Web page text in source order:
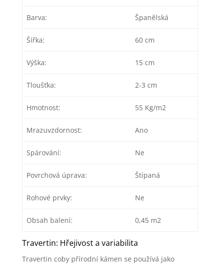
Barva: Španělská
Šířka: 60 cm
Výška: 15 cm
Tloušťka: 2-3 cm
Hmotnost: 55 Kg/m2
Mrazuvzdornost: Ano
Spárování: Ne
Povrchová úprava: Štípaná
Rohové prvky: Ne
Obsah balení: 0,45 m2
Travertin: Hřejivost a variabilita
Travertin coby přírodní kámen se používá jako